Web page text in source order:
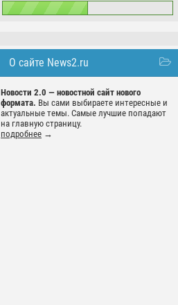
О сайте News2.ru
Новости 2.0 — новостной сайт нового
формата. Вы сами выбираете интересные и
актуальные темы. Самые лучшие попадают
на главную страницу.
подробнее →